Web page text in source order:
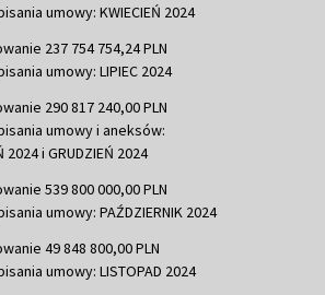
umowy: KWIECIEŃ 2024
237 754 754,24 PLN
umowy: LIPIEC 2024
290 817 240,00 PLN
umowy i aneksów:
2024 i GRUDZIEŃ 2024
539 800 000,00 PLN
umowy: PAŹDZIERNIK 2024
49 848 800,00 PLN
umowy: LISTOPAD 2024